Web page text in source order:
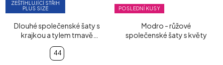
ZEŠTÍHLUJÍCÍ STŘIH
PLUS SIZE
Dlouhé společenské šaty s
krajkou a tylem tmavě
44
POSLEDNÍ KUSY
Modro - růžové
společenské šaty s květy